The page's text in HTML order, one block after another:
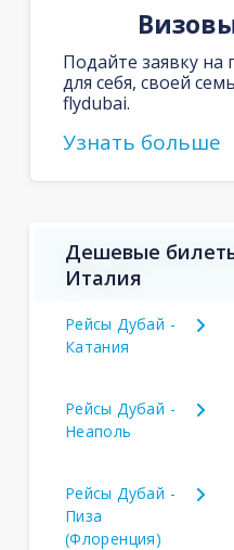
Подайте заявку
для себя, своей
flydubai.
Узнать больше
Дешевые
Италия
Рейсы Дубай -
Катания
Рейсы Дубай -
Неаполь
Рейсы Дубай -
Пиза
(Флоренция)